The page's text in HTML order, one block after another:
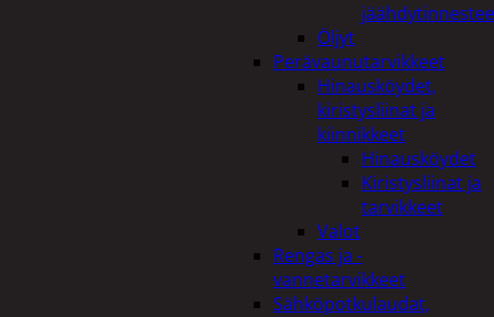
Öljyt
Perävaunutarvikkeet
Hinausköydet,
kiristysliinat ja
kiinnikkeet
Hinausköydet
Kiristysliinat ja
tarvikkeet
Valot
Rengas ja -
vannetarvikkeet
Sähköpotkulaudat,